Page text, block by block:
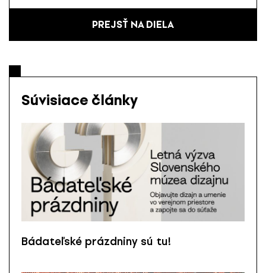
PREJSŤ NA DIELA
Súvisiace články
Bádateľské prázdniny sú tu!